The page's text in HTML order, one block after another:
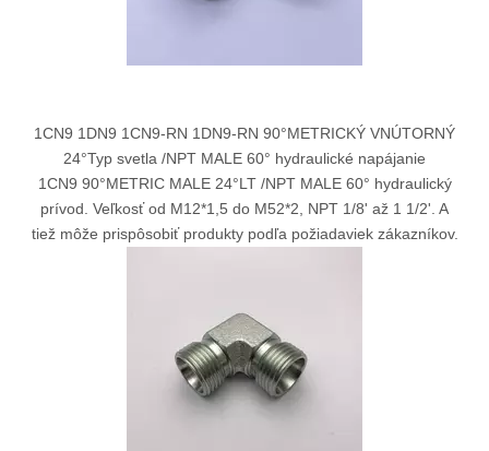
1CN9 1DN9 1CN9-RN 1DN9-RN 90°METRICKÝ VNÚTORNÝ
24°Typ svetla /NPT MALE 60° hydraulické napájanie
1CN9 90°METRIC MALE 24°LT /NPT MALE 60° hydraulický
prívod. Veľkosť od M12*1,5 do M52*2, NPT 1/8' až 1 1/2'. A
tiež môže prispôsobiť produkty podľa požiadaviek zákazníkov.